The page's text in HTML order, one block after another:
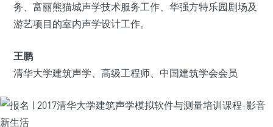
务、富丽熊猫城声学技术服务工作、华强方特乐园剧场及
游艺项目的室内声学设计工作。
王鹏
清华大学建筑声学、高级工程师、中国建筑学会会员